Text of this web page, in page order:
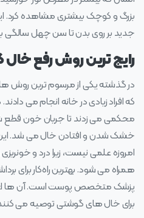
بزرگ و کوچک بیشتری مشاهده کرد.
جدید بر روی بدن تا سن چهل سالگی
رایج‌ ترین روش رفع
در گذشته یکی از مرسوم‌ ترین روش‌
که افراد زیادی در خانه انجام می‌
محکمی می‌ زدند تا جریان خون قطع
خشک شدن و افتادن خال می‌ شد.
امروزه علمی نیست، زیرا درد و خونریزی
همراه می‌ شود. بهترین راه‌کار برای
پزشک متخصص پوست است. آن‌ ها
برای خال‌ های گوشتی توصیه می‌